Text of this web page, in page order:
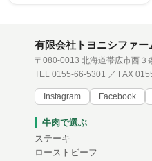
有限会社トヨニシファー
〒080-0013 北海道帯広市西３
TEL 0155-66-5301 ／ FAX
Instagram Facebook
牛肉で選ぶ
ステーキ
ローストビーフ